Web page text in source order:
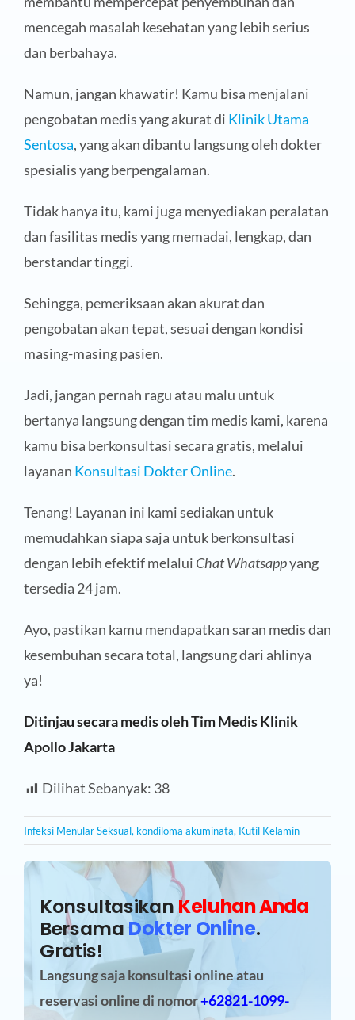
mencegah masalah kesehatan yang lebih serius
dan berbahaya.
Namun, jangan khawatir! Kamu bisa menjalani
pengobatan medis yang akurat di Klinik Utama
Sentosa, yang akan dibantu langsung oleh dokter
spesialis yang berpengalaman.
Tidak hanya itu, kami juga menyediakan peralatan
dan fasilitas medis yang memadai, lengkap, dan
berstandar tinggi.
Sehingga, pemeriksaan akan akurat dan
pengobatan akan tepat, sesuai dengan kondisi
masing-masing pasien.
Jadi, jangan pernah ragu atau malu untuk
bertanya langsung dengan tim medis kami, karena
kamu bisa berkonsultasi secara gratis, melalui
layanan Konsultasi Dokter Online.
Tenang! Layanan ini kami sediakan untuk
memudahkan siapa saja untuk berkonsultasi
dengan lebih efektif melalui Chat Whatsappyang
tersedia 24 jam.
Ayo, pastikan kamu mendapatkan saran medis dan
kesembuhan secara total, langsung dari ahlinya
ya!
Ditinjau secara medis oleh Tim Medis Klinik
Apollo Jakarta
Dilihat Sebanyak: 38
Infeksi Menular Seksual, kondiloma akuminata, Kutil Kelamin
Konsultasikan Keluhan Anda
BersamaDokter Online.
Gratis!
Langsung saja konsultasi online atau
reservasi onlinedi nomor+62821-1099-